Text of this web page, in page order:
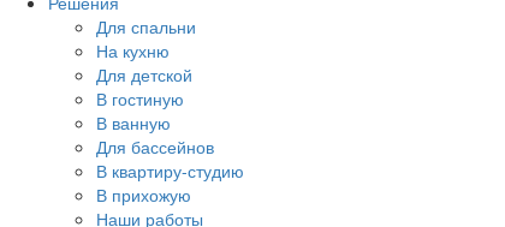
Для спальни
На кухню
Для детской
В гостиную
В ванную
Для бассейнов
В квартиру-студию
В прихожую
Наши работы